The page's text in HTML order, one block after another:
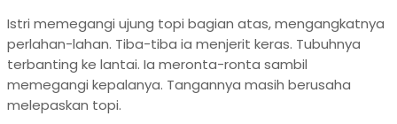
Istri memegangi ujung topi bagian atas, mengangkatnya
perlahan-lahan. Tiba-tiba ia menjerit keras. Tubuhnya
terbanting ke lantai. Ia meronta-ronta sambil
memegangi kepalanya. Tangannya masih berusaha
melepaskan topi.